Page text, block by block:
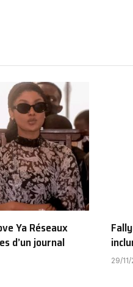
Ya Réseaux
d’un journal
29/